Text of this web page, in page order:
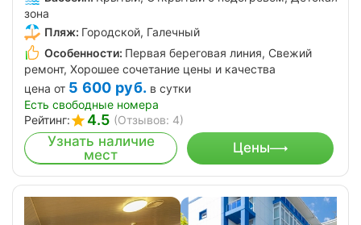
зона
Пляж: Городской, Галечный
Особенности: Первая береговая линия, Свежий
ремонт, Хорошее сочетание цены и качества
цена от 5 600 руб. в сутки
Есть свободные номера
Рейтинг:
4.5 (Отзывов: 4)
Узнать наличие
мест
Цены